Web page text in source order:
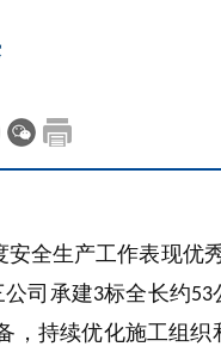
安全生产工作表现优
司承建3标全长约53
持续优化施工组织